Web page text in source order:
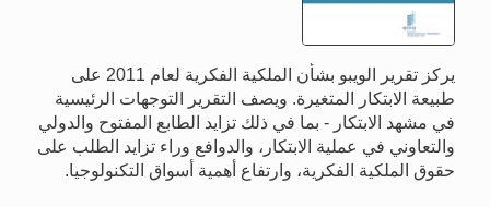
يركز تقرير الويبو بشأن الملكية الفكرية لعام 2011 على
طبيعة الابتكار المتغيرة. ويصف التقرير التوجهات الرئيسية
في مشهد الابتكار - بما في ذلك تزايد الطابع المفتوح والدولي
والتعاوني في عملية الابتكار، والدوافع وراء تزايد الطلب على
حقوق الملكية الفكرية، وارتفاع أهمية أسواق التكنولوجيا.